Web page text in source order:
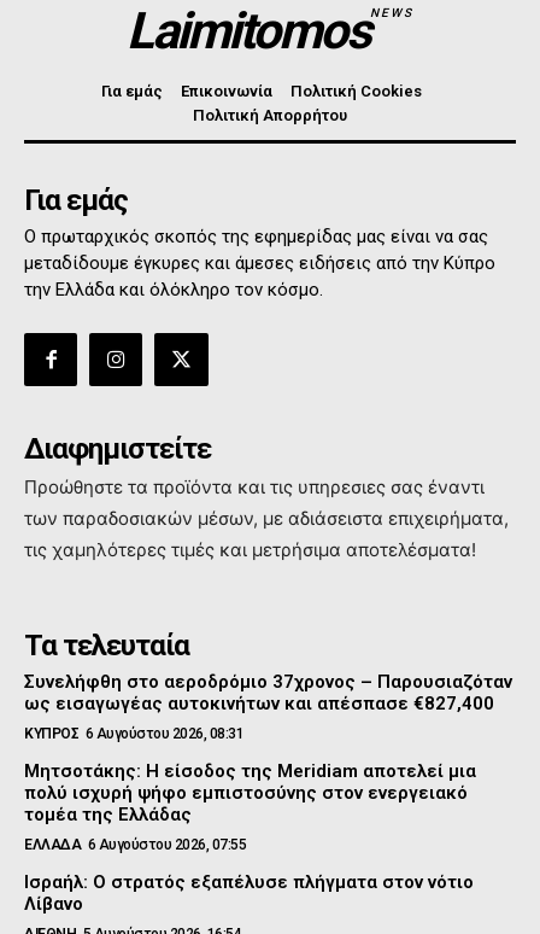
LaimitomosNEWS
Για εμάς Επικοινωνία
Πολιτική Cookies
Πολιτική Απορρήτου
Για εμάς
Ο πρωταρχικός σκοπός της εφημερίδας μας είναι να σας
μεταδίδουμε έγκυρες και άμεσες ειδήσεις από την Κύπρο
την Ελλάδα και όλόκληρο τον κόσμο.
Διαφημιστείτε
Προώθηστε τα προϊόντα και τις υπηρεσιες σας έναντι
των παραδοσιακών μέσων, με αδιάσειστα επιχειρήματα,
τις χαμηλότερες τιμές και μετρήσιμα αποτελέσματα!
Τα τελευταία
Συνελήφθη στο αεροδρόμιο 37χρονος – Παρουσιαζόταν
ως εισαγωγέας αυτοκινήτων και απέσπασε €827,400
ΚΥΠΡΟΣ 6 Αυγούστου 2026, 08:31
Μητσοτάκης: Η είσοδος της Meridiam αποτελεί μια
πολύ ισχυρή ψήφο εμπιστοσύνης στον ενεργειακό
τομέα της Ελλάδας
ΕΛΛΑΔΑ 6 Αυγούστου 2026, 07:55
Ισραήλ: Ο στρατός εξαπέλυσε πλήγματα στον νότιο
Λίβανο